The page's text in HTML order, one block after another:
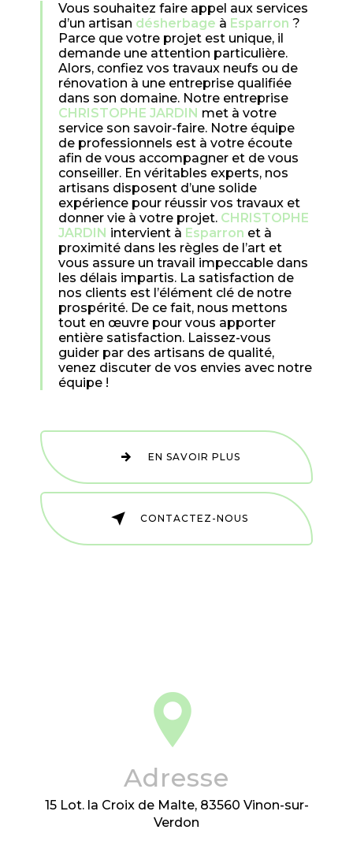
Vous souhaitez faire appel aux services
d’un artisan désherbage à Esparron ?
Parce que votre projet est unique, il
demande une attention particulière.
Alors, confiez vos travaux neufs ou de
rénovation à une entreprise qualifiée
dans son domaine. Notre entreprise
CHRISTOPHE JARDIN met à votre
service son savoir-faire. Notre équipe
de professionnels est à votre écoute
afin de vous accompagner et de vous
conseiller. En véritables experts, nos
artisans disposent d’une solide
expérience pour réussir vos travaux et
donner vie à votre projet. CHRISTOPHE
JARDIN intervient à Esparron et à
proximité dans les règles de l’art et
vous assure un travail impeccable dans
les délais impartis. La satisfaction de
nos clients est l’élément clé de notre
prospérité. De ce fait, nous mettons
tout en œuvre pour vous apporter
entière satisfaction. Laissez-vous
guider par des artisans de qualité,
venez discuter de vos envies avec notre
équipe !
EN SAVOIR PLUS
CONTACTEZ-NOUS
Adresse
15 Lot. la Croix de Malte, 83560 Vinon-sur-
Verdon